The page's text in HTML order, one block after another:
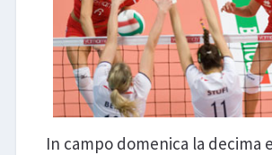
In campo domenica la decima e